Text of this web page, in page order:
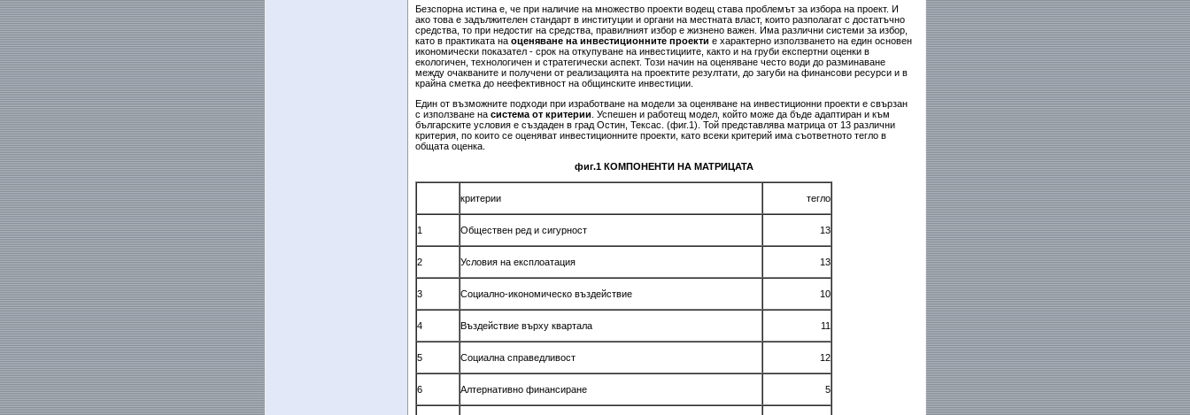
Безспорна истина е, че при наличие на множество проекти водещ става проблемът за избора на проект. И
ако това е задължителен стандарт в институции и органи на местната власт, които разполагат с достатъчно
средства, то при недостиг на средства, правилният избор е жизнено важен. Има различни системи за избор,
като в практиката на оценяване на инвестиционните проекти е характерно използването на един основен
икономически показател - срок на откупуване на инвестициите, както и на груби експертни оценки в
екологичен, технологичен и стратегически аспект. Този начин на оценяване често води до разминаване
между очакваните и получени от реализацията на проектите резултати, до загуби на финансови ресурси и в
крайна сметка до неефективност на общинските инвестиции.
Един от възможните подходи при изработване на модели за оценяване на инвестиционни проекти е свързан
с използване на система от критерии . Успешен и работещ модел, който може да бъде адаптиран и към
българските условия е създаден в град Остин, Тексас. (фиг.1). Той представлява матрица от 13 различни
критерия, по които се оценяват инвестиционните проекти, като всеки критерий има съответното тегло в
общата оценка.
фиг.1 КОМПОНЕНТИ НА МАТРИЦАТА
критерии тегло
1 Обществен ред и сигурност 13
2 Условия на експлоатация 13
3 Социално-икономическо въздействие 10
4 Въздействие върху квартала 11
5 Социална справедливост 12
6 Алтернативно финансиране 5